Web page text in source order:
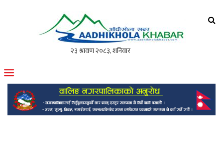
मोफसलकै लोकप्रिय अनलाइन पत्रिका